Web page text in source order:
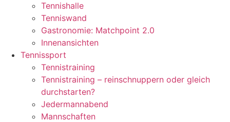
Tennishalle
Tenniswand
Gastronomie: Matchpoint 2.0
Innenansichten
Tennissport
Tennistraining
Tennistraining – reinschnuppern oder gleich
durchstarten?
Jedermannabend
Mannschaften